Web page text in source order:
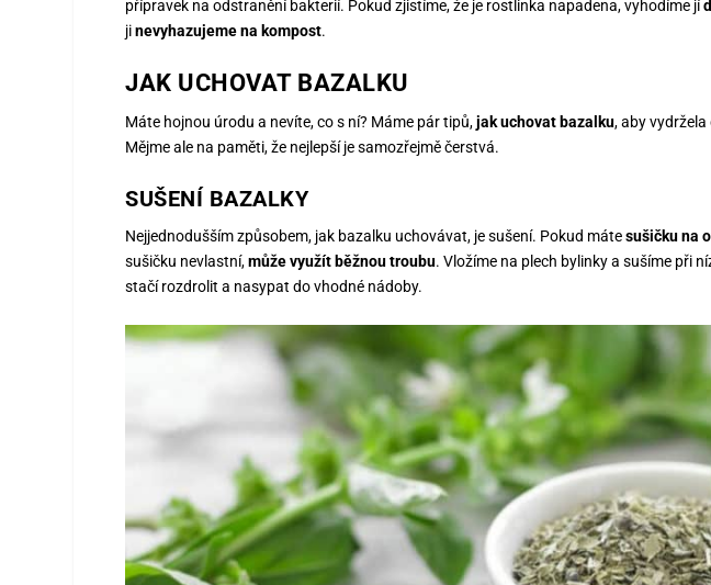
přípravek na odstranění bakterií. Pokud zjistíme, že je rostlinka napadena, vyhodíme jí
jinevyhazujeme na kompost.
JAK UCHOVAT BAZALKU
Máte hojnou úrodu a nevíte, co s ní? Máme pár tipů,jak uchovat bazalku, aby
Mějme ale na paměti, že nejlepší je samozřejmě čerstvá.
SUŠENÍ BAZALKY
Nejjednodušším způsobem, jak bazalku uchovávat, je sušení. Pokud mátesušičku na
sušičku nevlastní,může využít běžnou troubu. Vložíme na plech bylinky a sušíme při
stačí rozdrolit a nasypat do vhodné nádoby.